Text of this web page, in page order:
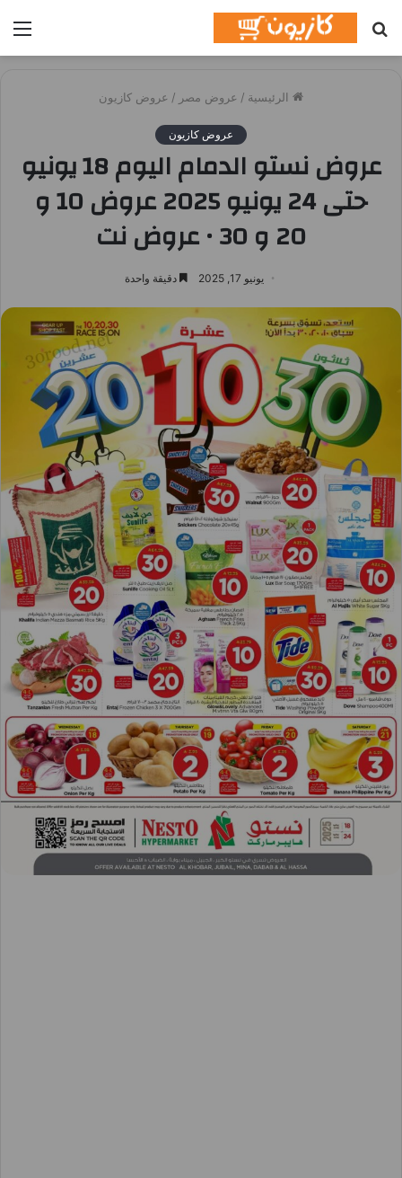
عن
الرئيسية / عروض مصر / عروض كازيون
عروض كازيون
عروض نستو الدمام اليوم 18 يونيو
حتى 24 يونيو 2025 عروض 10 و
20 و 30 • عروض نت
يونيو 17, 2025 دقيقة واحدة